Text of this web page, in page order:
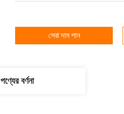
সেরা দাম পান
পণ্যের বর্ণনা